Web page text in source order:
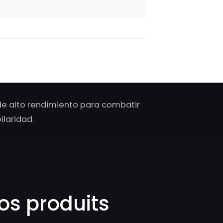
alto rendimiento para combatir
produits